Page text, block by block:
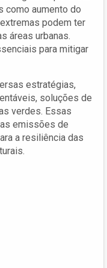
como aumento do
podem ter
áreas urbanas.
para mitigar
estratégias,
soluções de
verdes. Essas
emissões de
a resiliência das